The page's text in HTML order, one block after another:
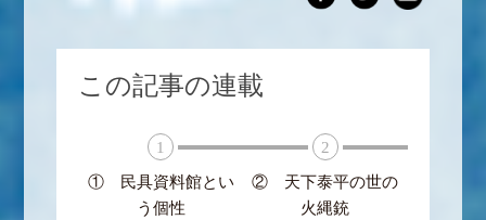
この記事の連載
1
① 民具資料館とい
う個性
2
② 天下泰平の世の
火縄銃